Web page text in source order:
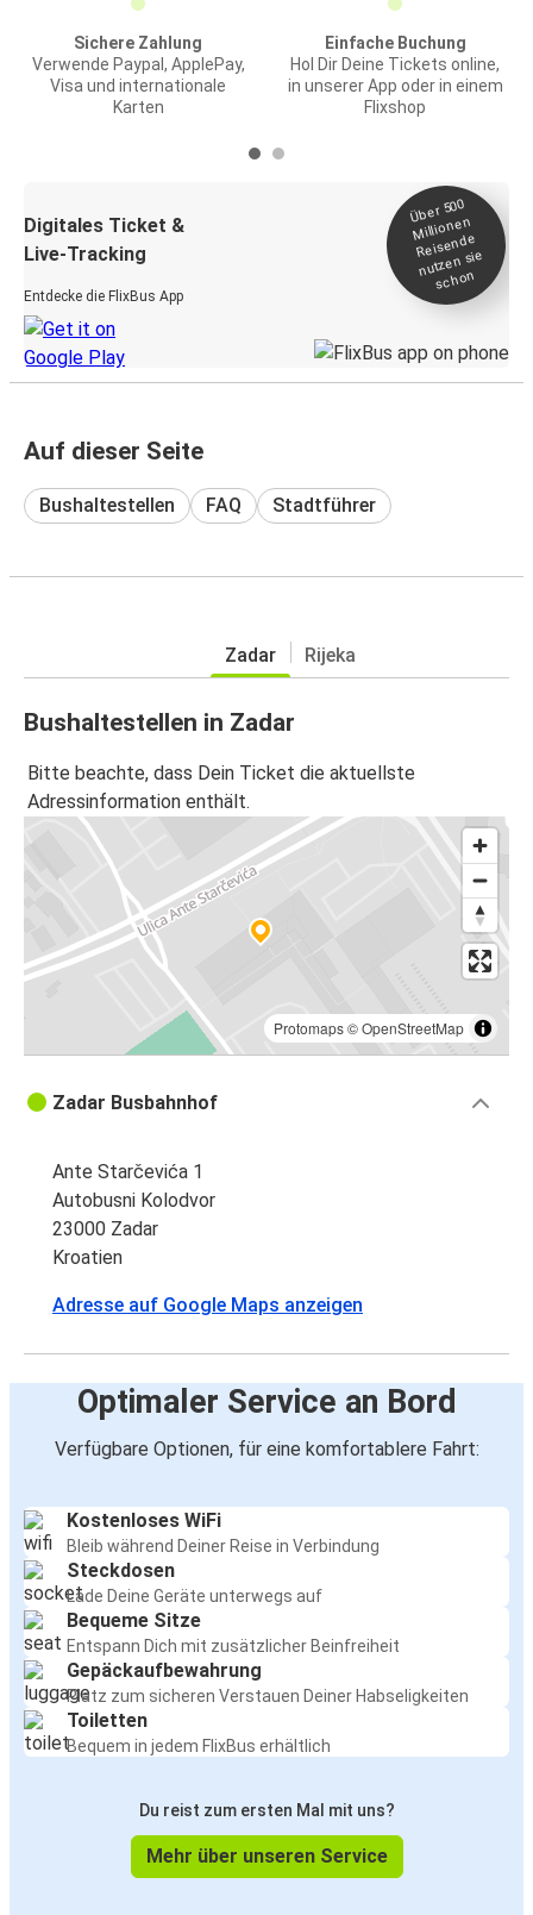
Sichere Zahlung
Verwende Paypal, ApplePay,
Visa und internationale
Karten
Einfache Buchung
Hol Dir Deine Tickets online,
in unserer App oder in einem
Flixshop
Digitales Ticket &
Live-Tracking
Entdecke die FlixBus App
Über 500
Millionen
Reisende
nutzen sie
schon
Auf dieser Seite
Bushaltestellen FAQ Stadtführer
Zadar Rijeka
Bushaltestellen in Zadar
Bitte beachte, dass Dein Ticket die aktuellste
Adressinformation enthält.
Protomaps©OpenStreetMap
Zadar Busbahnhof
Ante Starčevića 1
Autobusni Kolodvor
23000 Zadar
Kroatien
Adresse auf Google Maps anzeigen
Optimaler Service an Bord
Verfügbare Optionen, für eine komfortablere Fahrt:
Kostenloses WiFi
Bleib während Deiner Reise in Verbindung
Steckdosen
Lade Deine Geräte unterwegs auf
Bequeme Sitze
Entspann Dich mit zusätzlicher Beinfreiheit
Gepäckaufbewahrung
Platz zum sicheren Verstauen Deiner Habseligkeiten
Toiletten
Bequem in jedem FlixBus erhältlich
Du reist zum ersten Mal mit uns?
Mehr über unseren Service